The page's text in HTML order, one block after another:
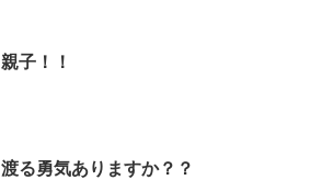
親子！！
渡る勇気ありますか？？